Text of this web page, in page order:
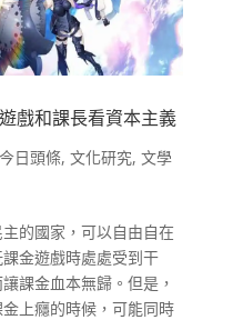
戲和課長看資本主義
今日頭條, 文化研究, 文學
的國家，可以自由自在
金遊戲時處處受到干
課金血本無歸。但是，
上癮的時候，可能同時